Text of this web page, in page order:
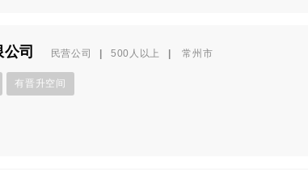
司 民营公司 500人以上 常州市
有晋升空间